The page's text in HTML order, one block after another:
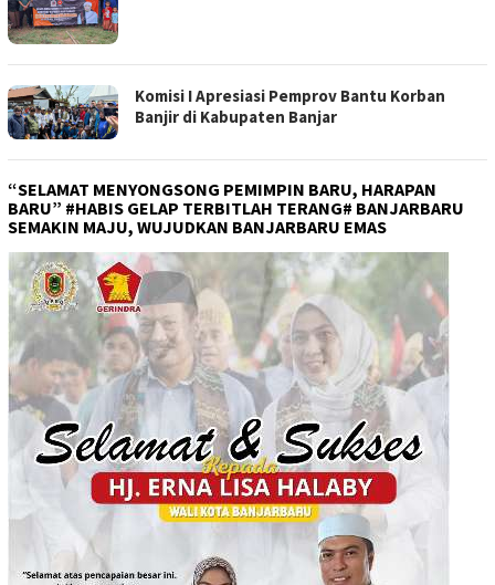
Komisi I Apresiasi Pemprov Bantu Korban
Banjir di Kabupaten Banjar
“SELAMAT MENYONGSONG PEMIMPIN BARU, HARAPAN
BARU” #HABIS GELAP TERBITLAH TERANG# BANJARBARU
SEMAKIN MAJU, WUJUDKAN BANJARBARU EMAS